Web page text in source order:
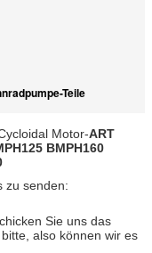
Teile
Motor-ART
BMPH160
zu senden:
Sie uns das
bitte, also können wir es